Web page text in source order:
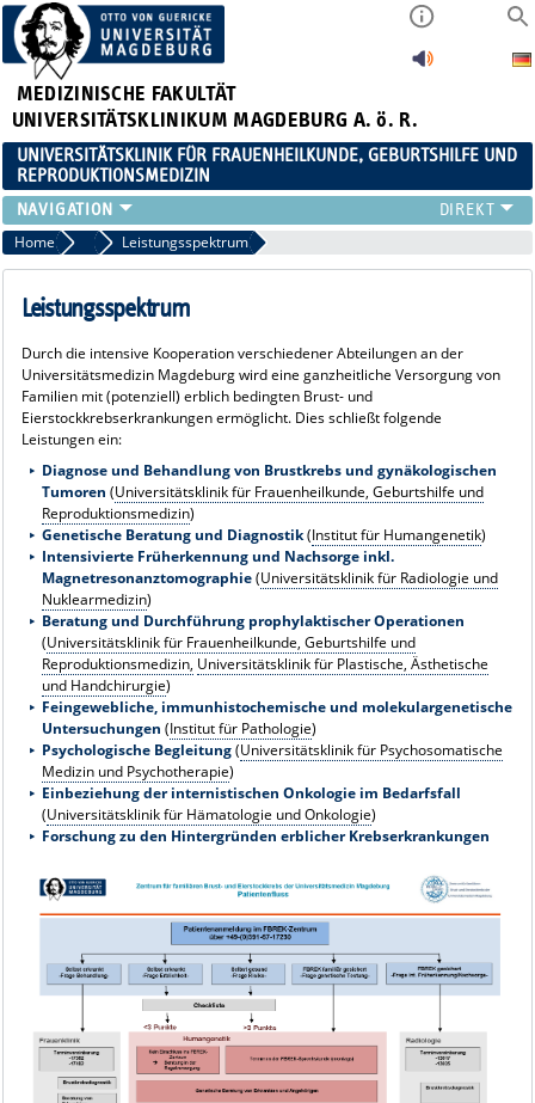
MEDIZINISCHE FAKULTÄT
UNIVERSITÄTSKLINIKUM MAGDEBURG A. ö. R.
UNIVERSITÄTSKLINIK FÜR FRAUENHEILKUNDE, GEBURTSHILFE UND
REPRODUKTIONSMEDIZIN
KLINIK
SPRECHSTUNDEN
TEAM
FORSCHUNGSSCHWERPUNKTE
FORTBILDUNGEN
NEWS
Home FBREK-Zentrum
Leistungsspektrum
Leistungsspektrum
Durch die intensive Kooperation verschiedener Abteilungen an der
Universitätsmedizin Magdeburg wird eine ganzheitliche Versorgung von
Familien mit (potenziell) erblich bedingten Brust- und
Eierstockkrebserkrankungen ermöglicht. Dies schließt folgende
Leistungen ein:
Diagnose und Behandlung von Brustkrebs und gynäkologischen
Tumoren (Universitätsklinik für Frauenheilkunde, Geburtshilfe und
Reproduktionsmedizin)
Genetische Beratung und Diagnostik(Institut für Humangenetik)
Intensivierte Früherkennung und Nachsorge inkl.
Magnetresonanztomographie(Universitätsklinik für Radiologie und
Nuklearmedizin)
Beratung und Durchführung prophylaktischer Operationen
(Universitätsklinik für Frauenheilkunde, Geburtshilfe und
Reproduktionsmedizin, Universitätsklinik für Plastische, Ästhetische
und Handchirurgie)
Feingewebliche, immunhistochemische und molekulargenetische
Untersuchungen (Institut für Pathologie)
Psychologische Begleitung(Universitätsklinik für Psychosomatische
Medizin und Psychotherapie)
Einbeziehung der internistischen Onkologie im Bedarfsfall
(Universitätsklinik für Hämatologie und Onkologie)
Forschung zu den Hintergründen erblicher Krebserkrankungen